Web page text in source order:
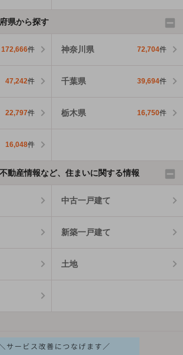
県から探す
172,666件 神奈川県 72,704件
47,242件 千葉県 39,694件
22,797件 栃木県 16,750件
16,048件
動産情報など、住まいに関する情報
中古一戸建て
新築一戸建て
土地